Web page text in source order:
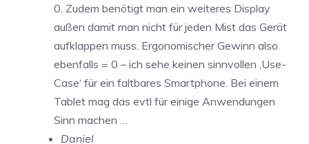
0. Zudem benötigt man ein weiteres Display
außen damit man nicht für jeden Mist das Gerät
aufklappen muss. Ergonomischer Gewinn also
ebenfalls = 0 – ich sehe keinen sinnvollen ‚Use-
Case‘ für ein faltbares Smartphone. Bei einem
Tablet mag das evtl für einige Anwendungen
Sinn machen …
Daniel